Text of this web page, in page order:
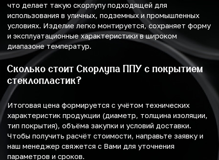
что делает такую скорлупу подходящей для
использования в уличных, подземных и промышленных
условиях. Изделие легко монтируется, сохраняет форму
и эксплуатационные характеристики в широком
диапазоне температур.
Сколько стоит Скорлупа ППУ с покрытием
стеклопластик?
Итоговая цена формируется с учётом технических
характеристик продукции (диаметр, толщина изоляции,
тип покрытия), объёма закупки и условий доставки.
Чтобы получить расчёт стоимости, направьте заявку и
наш менеджер свяжется с Вами для уточнения
параметров и сроков.